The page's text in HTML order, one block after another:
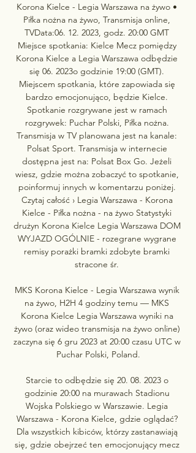
Korona Kielce - Legia Warszawa na żywo •
Piłka nożna na żywo, Transmisja online,
TVData:06. 12. 2023, godz. 20:00 GMT
Miejsce spotkania: Kielce Mecz pomiędzy
Korona Kielce a Legia Warszawa odbędzie
się 06. 2023o godzinie 19:00 (GMT).
Miejscem spotkania, które zapowiada się
bardzo emocjonująco, będzie Kielce.
Spotkanie rozgrywane jest w ramach
rozgrywek: Puchar Polski, Piłka nożna.
Transmisja w TV planowana jest na kanale:
Polsat Sport. Transmisja w internecie
dostępna jest na: Polsat Box Go. Jeżeli
wiesz, gdzie można zobaczyć to spotkanie,
poinformuj innych w komentarzu poniżej.
Czytaj całość › Legia Warszawa - Korona
Kielce - Piłka nożna - na żywo Statystyki
drużyn Korona Kielce Legia Warszawa DOM
WYJAZD OGÓLNIE - rozegrane wygrane
remisy porażki bramki zdobyte bramki
stracone śr.
MKS Korona Kielce - Legia Warszawa wynik
na żywo, H2H 4 godziny temu — MKS
Korona Kielce Legia Warszawa wyniki na
żywo (oraz wideo transmisja na żywo online)
zaczyna się 6 gru 2023 at 20:00 czasu UTC w
Puchar Polski, Poland.
Starcie to odbędzie się 20. 08. 2023 o
godzinie 20:00 na murawach Stadionu
Wojska Polskiego w Warszawie. Legia
Warszawa - Korona Kielce, gdzie oglądać?
Dla wszystkich kibiców, którzy zastanawiają
się, gdzie obejrzeć ten emocjonujący mecz